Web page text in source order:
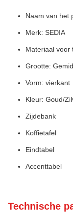
Naam van het
Merk: SEDIA
Materiaal voor
Grootte:
Vorm: vierkant
Kleur: Goud/
Zijdebank
Koffietafel
Eindtabel
Accenttabel
Technische